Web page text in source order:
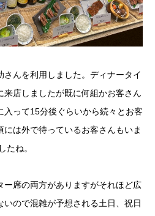
んを利用しました。ディナータイ
来店しましたが既に何組かお客さん
入って15分後ぐらいから続々とお客
は外で待っているお客さんもいま
たね。
ー席の両方がありますがそれほど広
いので混雑が予想される土日、祝日